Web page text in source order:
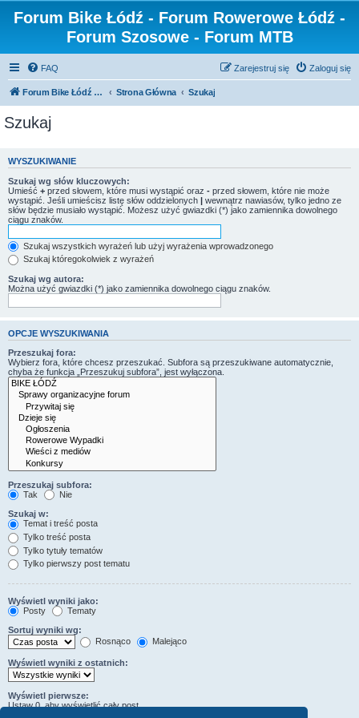
Forum Bike Łódź - Forum Rowerowe Łódź -
Forum Szosowe - Forum MTB
FAQ Zaloguj się
Zarejestruj się
Forum Bike Łódź - Forum Rowerowe Łódź - Forum Szosowe - Forum MTB Strona Główna Szukaj
Szukaj
WYSZUKIWANIE
Szukaj wg słów kluczowych:
Umieść + przed słowem, które musi wystąpić oraz - przed słowem, które nie może
wystąpić. Jeśli umieścisz listę słów oddzielonych | wewnątrz nawiasów, tylko jedno ze
słów będzie musiało wystąpić. Możesz użyć gwiazdki (*) jako zamiennika dowolnego
ciągu znaków.
Szukaj wszystkich wyrażeń lub użyj wyrażenia wprowadzonego
Szukaj któregokolwiek z wyrażeń
Szukaj wg autora:
Można użyć gwiazdki (*) jako zamiennika dowolnego ciągu znaków.
OPCJE WYSZUKIWANIA
Przeszukaj fora:
Wybierz fora, które chcesz przeszukać. Subfora są przeszukiwane automatycznie,
chyba że funkcja „Przeszukuj subfora”, jest wyłączona.
Przeszukaj subfora:
Tak
Nie
Szukaj w:
Temat i treść posta
Tylko treść posta
Tylko tytuły tematów
Tylko pierwszy post tematu
Wyświetl wyniki jako:
Posty
Tematy
Sortuj wyniki wg:
Rosnąco
Malejąco
Wyświetl wyniki z ostatnich:
Wyświetl pierwsze:
Ustaw 0, aby wyświetlić cały post.